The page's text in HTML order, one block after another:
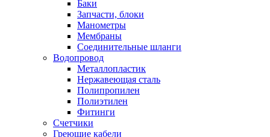
Баки
Запчасти, блоки
Манометры
Мембраны
Соединительные шланги
Водопровод
Металлопластик
Нержавеющая сталь
Полипропилен
Полиэтилен
Фитинги
Счетчики
Греющие кабели